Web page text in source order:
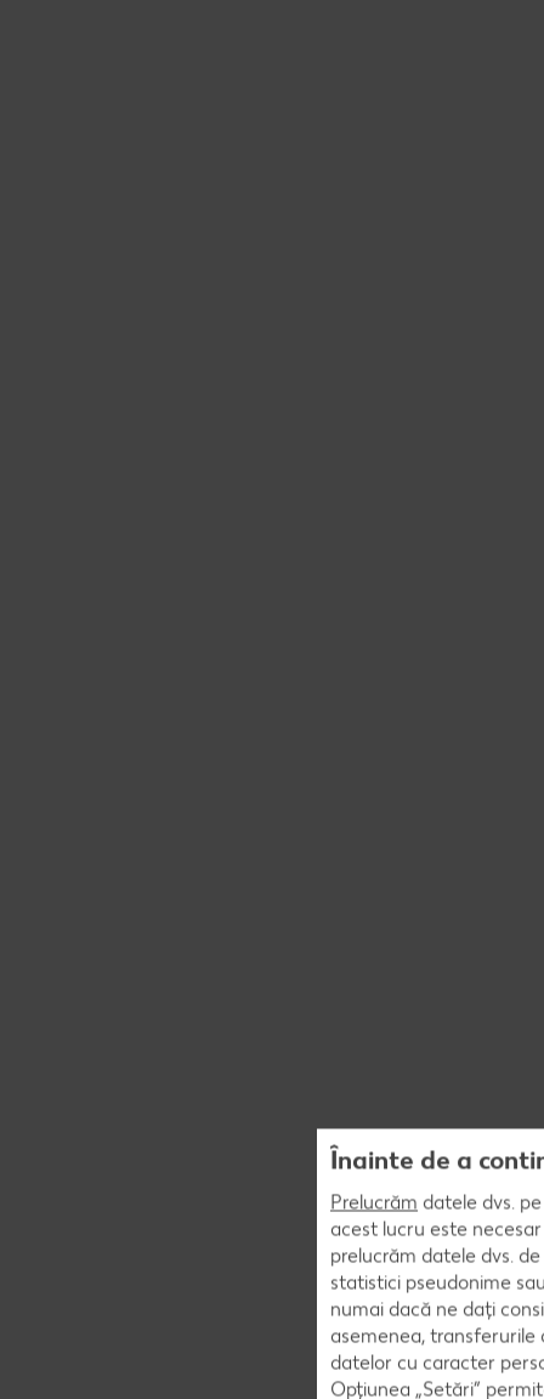
Înainte de a
Prelucrăm datele dvs.
acest lucru este
prelucrăm datele dvs.
statistici pseudonime
numai dacă ne dați
asemenea,
datelor cu caracter
Opțiunea „Setări”